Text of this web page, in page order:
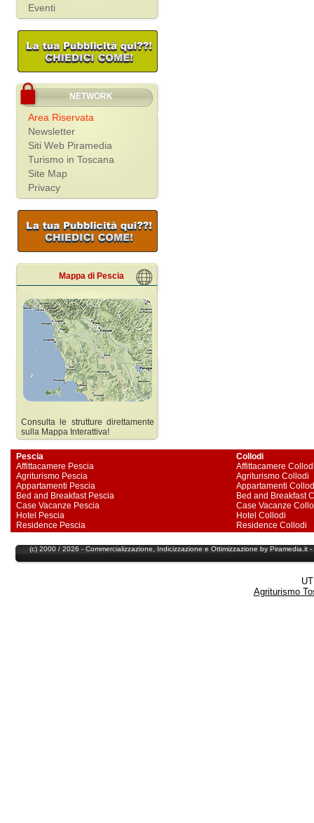
Eventi
NETWORK
Area Riservata
Newsletter
Siti Web Piramedia
Turismo in Toscana
Site Map
Privacy
Mappa di Pescia
Consulta le strutture direttamente
sulla Mappa Interattiva!
Pescia
Affittacamere Pescia
Agriturismo Pescia
Appartamenti Pescia
Bed and Breakfast Pescia
Case Vacanze Pescia
Hotel Pescia
Residence Pescia
Collodi
Affittacamere
Agriturismo Collodi
Appartamenti
Bed and Breakfast
Case Vacanze
Hotel Collodi
Residence Collodi
(c) 2000 / 2026 - Commercializzazione, Indicizzazione e Ottimizzazione by Piramedia .it
Agriturismo